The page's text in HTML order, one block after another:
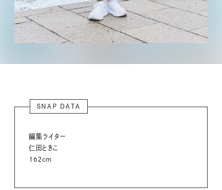
SNAP DATA
編集ライター
仁田ときこ
162cm